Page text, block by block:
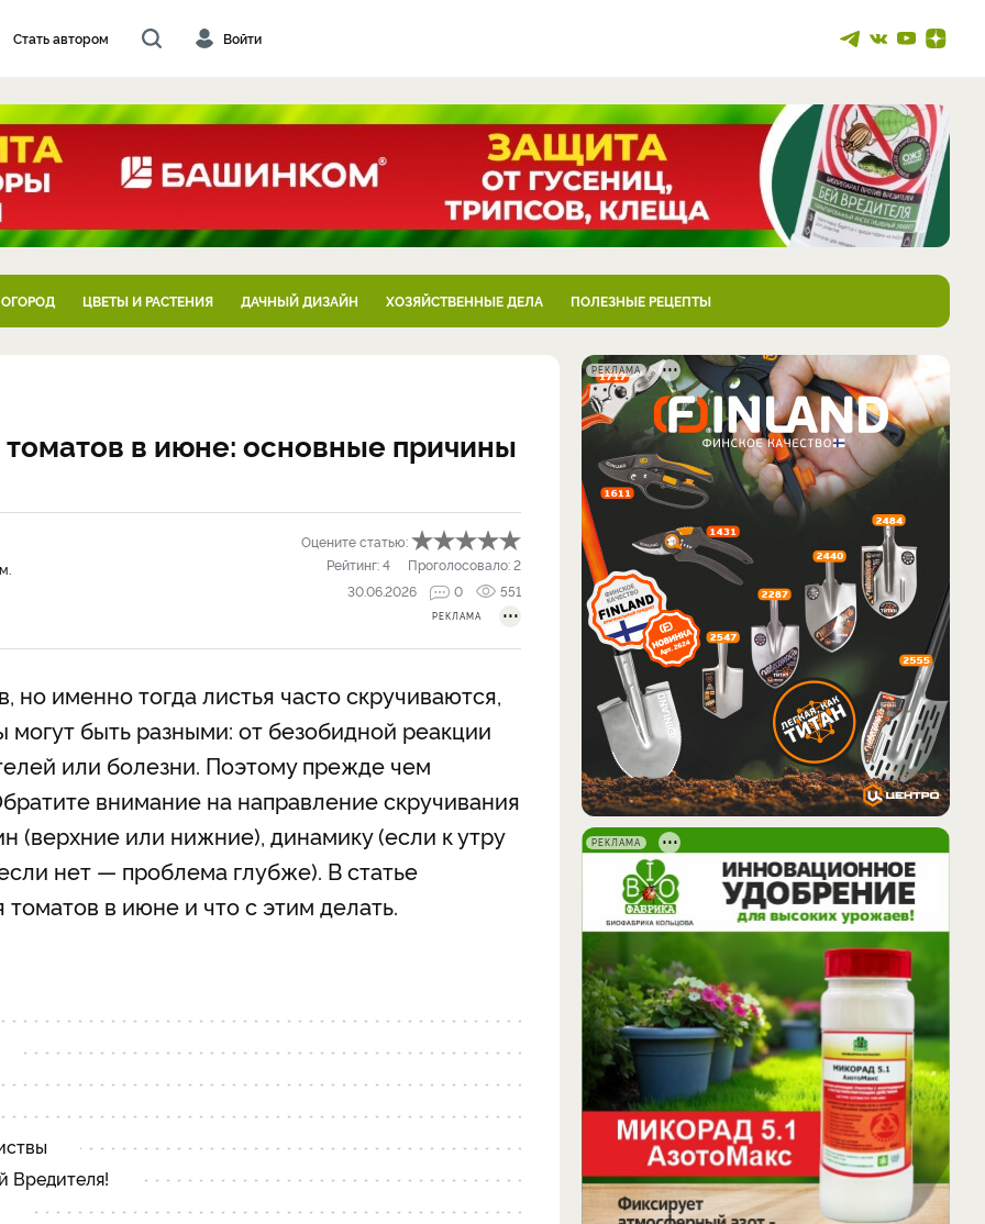
Стать автором Войти
ЦВЕТЫ И РАСТЕНИЯ ДАЧНЫЙ ДИЗАЙН ХОЗЯЙСТВЕННЫЕ ДЕЛА ПОЛЕЗНЫЕ РЕЦЕПТЫ
в июне: основные причины
Оцените статью:
Рейтинг:4 Проголосовало:2
30.06.2026
0 551
РЕКЛАМА
именно тогда листья часто скручиваются,
быть разными: от безобидной реакции
или болезни. Поэтому прежде чем
внимание на направление скручивания
(верхние или нижние), динамику (если к утру
нет — проблема глубже). В статье
в июне и что с этим делать.
Вредителя!
РЕКЛАМА
РЕКЛАМА